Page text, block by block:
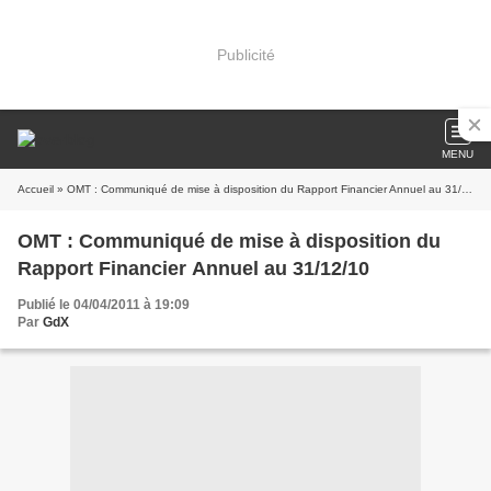
Publicité
MENU
Accueil » OMT : Communiqué de mise à disposition du Rapport Financier Annuel au 31/12/10
OMT : Communiqué de mise à disposition du
Rapport Financier Annuel au 31/12/10
Publié le 04/04/2011 à 19:09
Par GdX